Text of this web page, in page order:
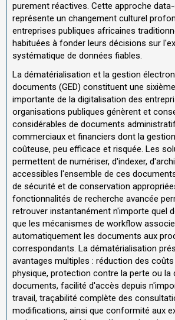
purement réactives. Cette approche
représente un changement culturel
entreprises publiques africaines
habituées à fonder leurs décisions sur
systématique de données fiables.
La dématérialisation et la gestion
documents (GED) constituent une
importante de la digitalisation des
organisations publiques génèrent et
considérables de documents
commerciaux et financiers dont la
coûteuse, peu efficace et risquée. Les
permettent de numériser, d'indexer,
accessibles l'ensemble de ces
de sécurité et de conservation
fonctionnalités de recherche avancée
retrouver instantanément n'importe quel
que les mécanismes de workflow
automatiquement les documents aux
correspondants. La dématérialisation
avantages multiples : réduction des
physique, protection contre la perte ou la
documents, facilité d'accès depuis
travail, traçabilité complète des
modifications, ainsi que conformité aux